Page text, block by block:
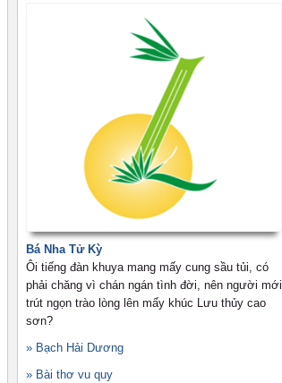
Bá Nha Tử Kỳ
Ôi tiếng đàn khuya mang mấy cung sầu tủi, có
phải chăng vì chán ngán tình đời, nên người mới
trút ngọn trào lòng lên mấy khúc Lưu thủy cao
sơn?
» Bạch Hải Dương
» Bài thơ vu quy